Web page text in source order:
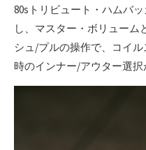
80sトリビュート・ハムバ
し、マスター・ボリューム
シュ/プルの操作で、コイ
時のインナー/アウター選択